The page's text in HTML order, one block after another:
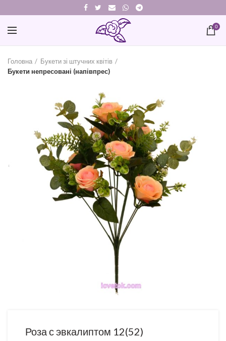
0
Головна
Букети зі штучних квітів
Букети непресовані (напівпрес)
Роза с эвкалиптом 12(52)